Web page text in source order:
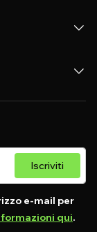
Iscriviti
e-mail per
qui.